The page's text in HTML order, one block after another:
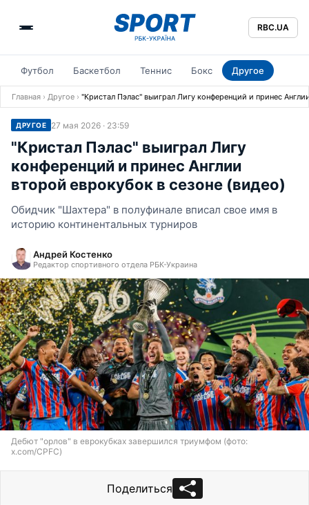
RBC.UA
Футбол Баскетбол Теннис Бокс Другое
Главная › Другое › "Кристал Пэлас" выиграл Лигу конференций и принес
ДРУГОЕ 27 мая 2026 · 23:59
"Кристал Пэлас" выиграл Лигу
конференций и принес Англии
второй еврокубок в сезоне (видео)
Обидчик "Шахтера" в полуфинале вписал свое имя в
историю континентальных турниров
Андрей Костенко
Редактор спортивного отдела РБК-Украина
Дебют "орлов" в еврокубках завершился триумфом (фото:
x.com/CPFC)
Поделиться